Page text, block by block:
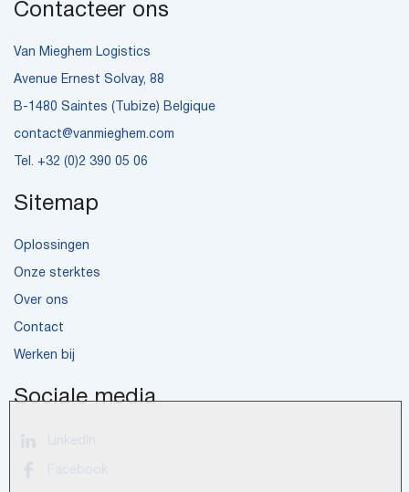
Contacteer ons
Van Mieghem Logistics
Avenue Ernest Solvay, 88
B-1480 Saintes (Tubize) Belgique
contact@vanmieghem.com
Tel. +32 (0)2 390 05 06
Sitemap
Oplossingen
Onze sterktes
Over ons
Contact
Werken bij
Sociale media